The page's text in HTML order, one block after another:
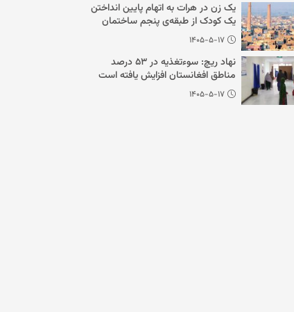
یک زن در هرات به اتهام پایین انداختن
یک کودک از طبقه‌ی پنجم ساختمان
بازداشت شد
۱۴۰۵-۵-۱۷
نهاد ریچ: سوءتغذیه در ۵۳ درصد
مناطق افغانستان افزایش یافته است
۱۴۰۵-۵-۱۷